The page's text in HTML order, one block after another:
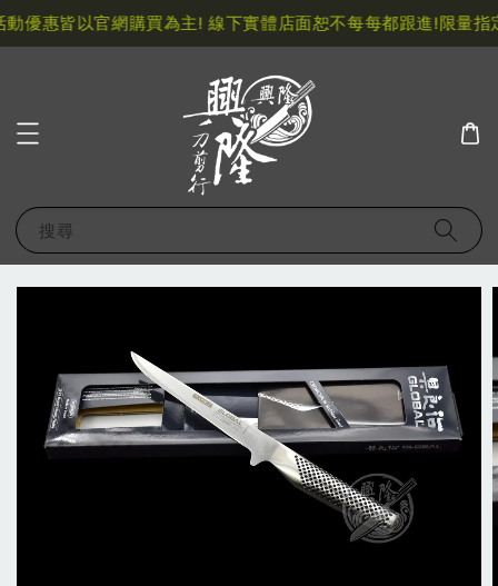
優惠皆以官網購買為主! 線下實體店面恕不每每都跟進!限量指
搜尋